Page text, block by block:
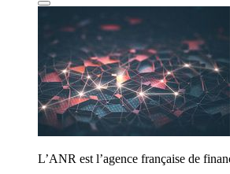
L’ANR est l’agence française de